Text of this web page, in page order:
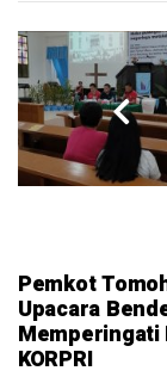
Pemkot
Upacara
Memperingati
KORPRI